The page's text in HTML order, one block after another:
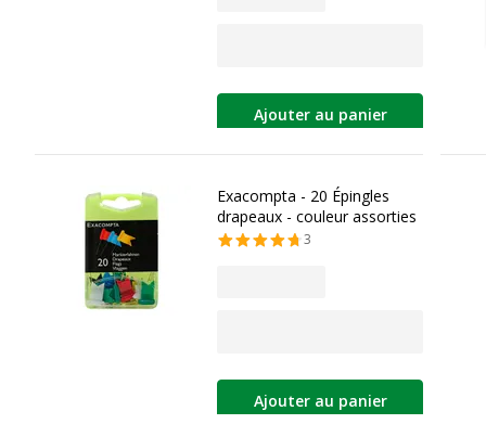
Ajouter au panier
Exacompta - 20 Épingles
drapeaux - couleur assorties
3
Ajouter au panier